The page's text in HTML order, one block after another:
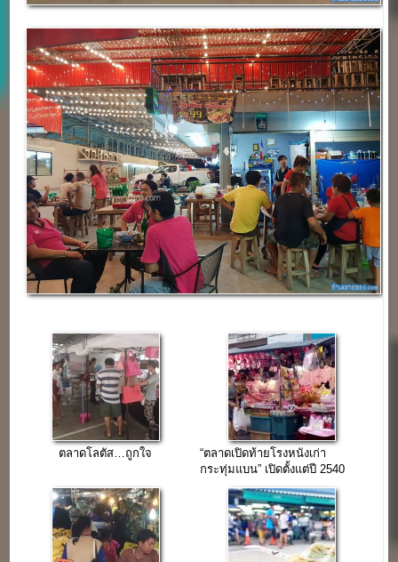
ตลาดโลตัส…ถูกใจ
“ตลาดเปิดท้ายโรงหนังเก่า
กระทุ่มแบน” เปิดตั้งแต่ปี 2540